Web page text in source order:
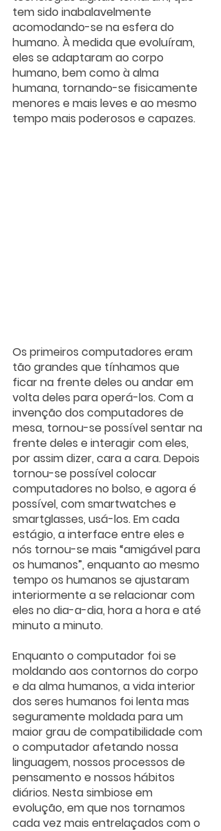
tem sido inabalavelmente
acomodando-se na esfera do
humano. À medida que evoluíram,
eles se adaptaram ao corpo
humano, bem como à alma
humana, tornando-se fisicamente
menores e mais leves e ao mesmo
tempo mais poderosos e capazes.
Os primeiros computadores eram
tão grandes que tínhamos que
ficar na frente deles ou andar em
volta deles para operá-los. Com a
invenção dos computadores de
mesa, tornou-se possível sentar na
frente deles e interagir com eles,
por assim dizer, cara a cara. Depois
tornou-se possível colocar
computadores no bolso, e agora é
possível, com smartwatches e
smartglasses, usá-los. Em cada
estágio, a interface entre eles e
nós tornou-se mais “amigável para
os humanos”, enquanto ao mesmo
tempo os humanos se ajustaram
interiormente a se relacionar com
eles no dia-a-dia, hora a hora e até
minuto a minuto.
Enquanto o computador foi se
moldando aos contornos do corpo
e da alma humanos, a vida interior
dos seres humanos foi lenta mas
seguramente moldada para um
maior grau de compatibilidade com
o computador afetando nossa
linguagem, nossos processos de
pensamento e nossos hábitos
diários. Nesta simbiose em
evolução, em que nos tornamos
cada vez mais entrelaçados com o